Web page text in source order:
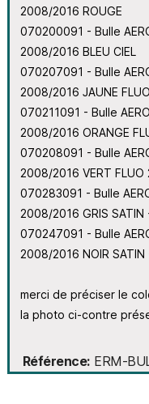
2008/2016 ROUGE
070200091 - Bulle
2008/2016 BLEU CIEL
070207091 - Bulle
2008/2016 JAUNE FLUO
070211091 - Bulle
2008/2016 ORANGE
070208091 - Bulle
2008/2016 VERT FLUO
070283091 - Bulle
2008/2016 GRIS SATIN
070247091 - Bulle
2008/2016 NOIR SATIN
merci de préciser le
la photo ci-contre
Référence ERM-